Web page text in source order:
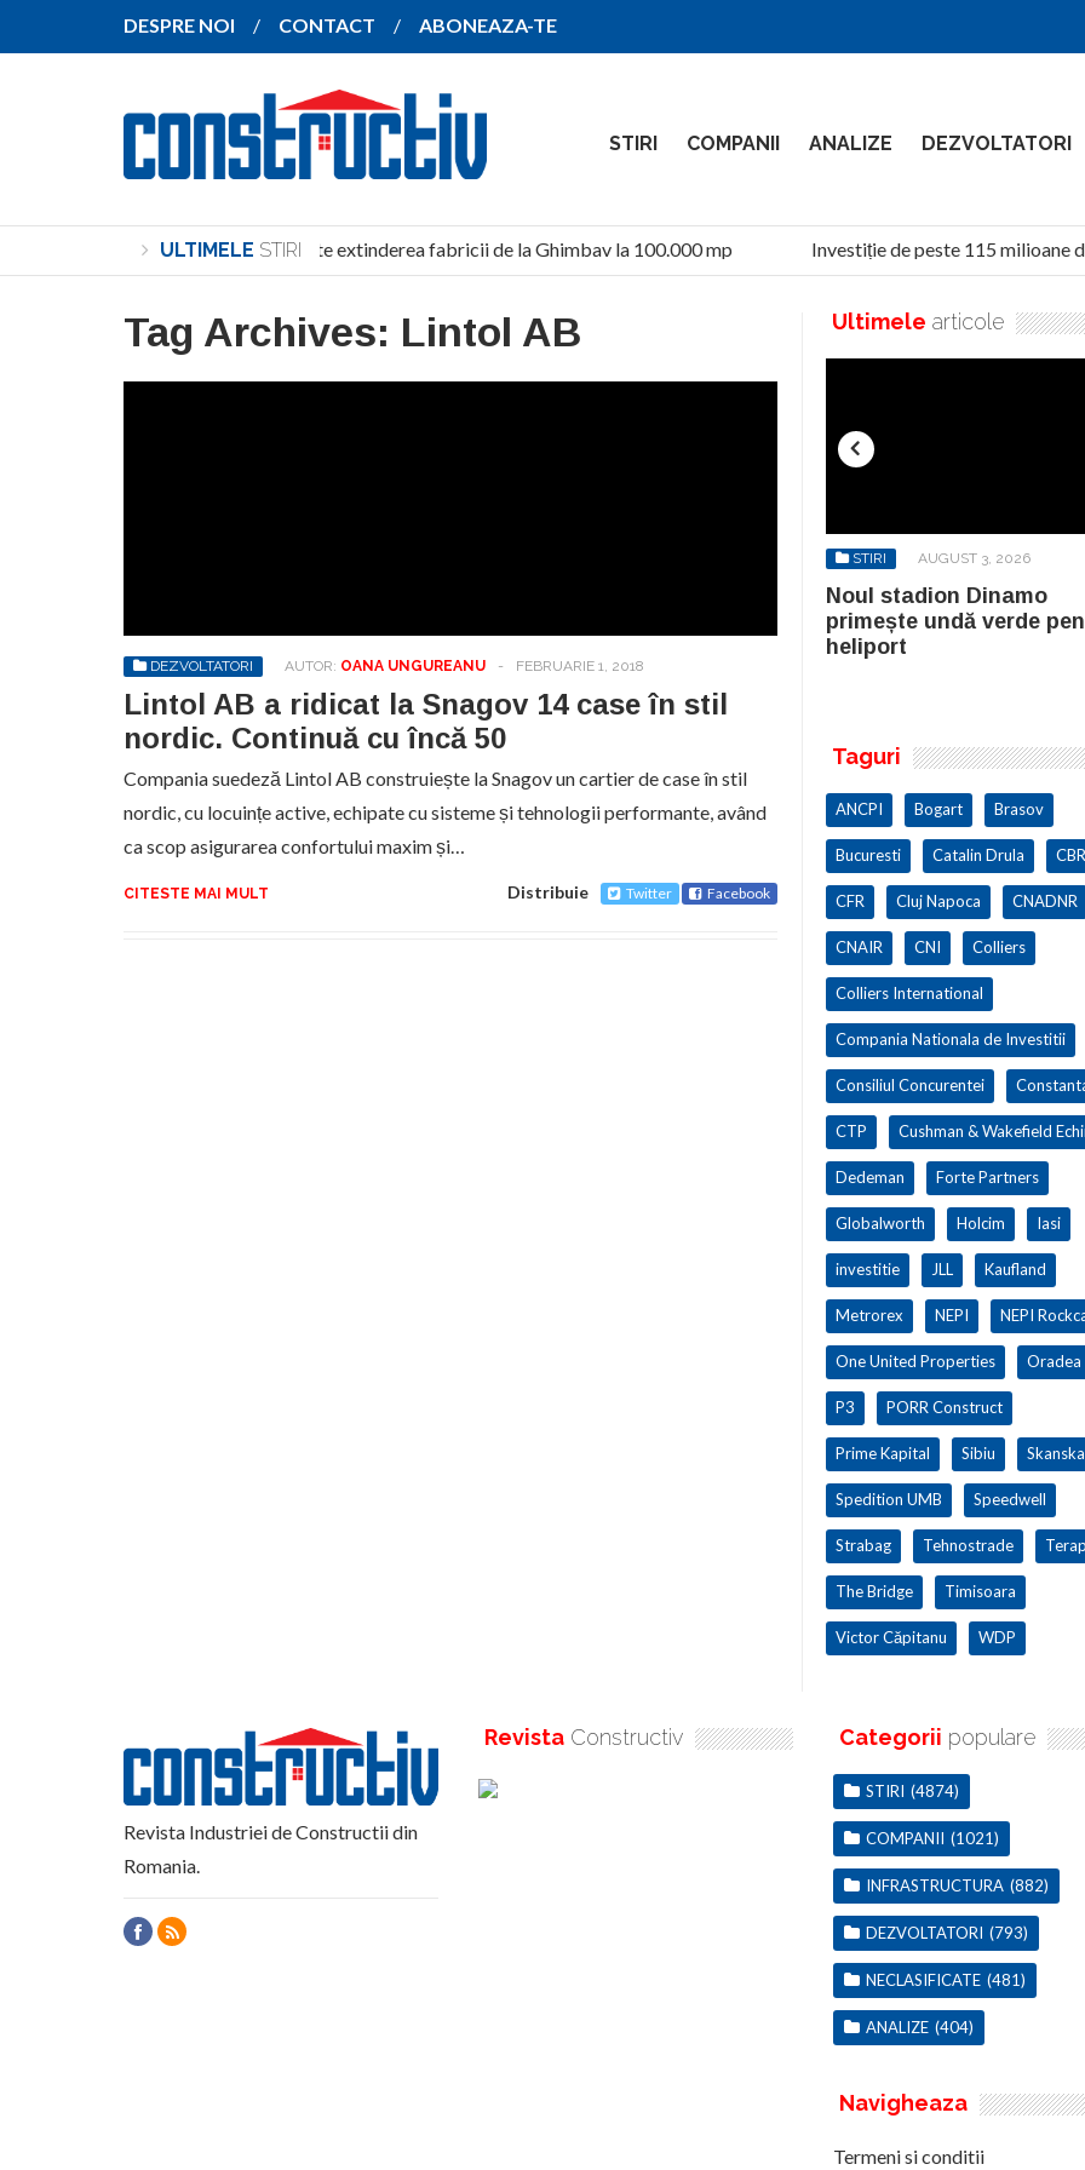
DESPRE NOI CONTACT ABONEAZA-TE
STIRI COMPANII ANALIZE DEZVOLTATORI
ULTIMELE STIRI
SANY pregătește extinderea fabricii de la Ghimbav la 100.000 mp Investiție de peste 115 milioane
Tag Archives: Lintol AB
DEZVOLTATORI AUTOR: OANA UNGUREANU - FEBRUARIE 1, 2018
Lintol AB a ridicat la Snagov 14 case în stil
nordic. Continuă cu încă 50
Compania suedeză Lintol AB construiește la Snagov un cartier de case în stil
nordic, cu locuințe active, echipate cu sisteme și tehnologii performante, având
ca scop asigurarea confortului maxim și…
CITESTE MAI MULT Distribuie Twitter Facebook
Ultimele articole
STIRI AUGUST 3, 2026
Noul stadion Dinamo
primește undă verde
heliport
Taguri
ANCPI Bogart Brasov
Bucuresti Catalin Drula
CFR Cluj Napoca CNADNR
CNAIR CNI Colliers
Colliers International
Compania Nationala de Investitii
Consiliul Concurentei
CTP Cushman & Wakefield
Dedeman Forte Partners
Globalworth Holcim Iasi
investitie JLL Kaufland
Metrorex NEPI NEPI
One United Properties Oradea
P3 PORR Construct
Prime Kapital Sibiu Skanska
Spedition UMB Speedwell
Strabag Tehnostrade
The Bridge Timisoara
Victor Căpitanu WDP
Revista Industriei de Constructii din
Romania.
Revista Constructiv Categorii populare
STIRI (4874)
COMPANII (1021)
INFRASTRUCTURA (882)
DEZVOLTATORI (793)
NECLASIFICATE (481)
ANALIZE (404)
Navigheaza
Termeni si conditii